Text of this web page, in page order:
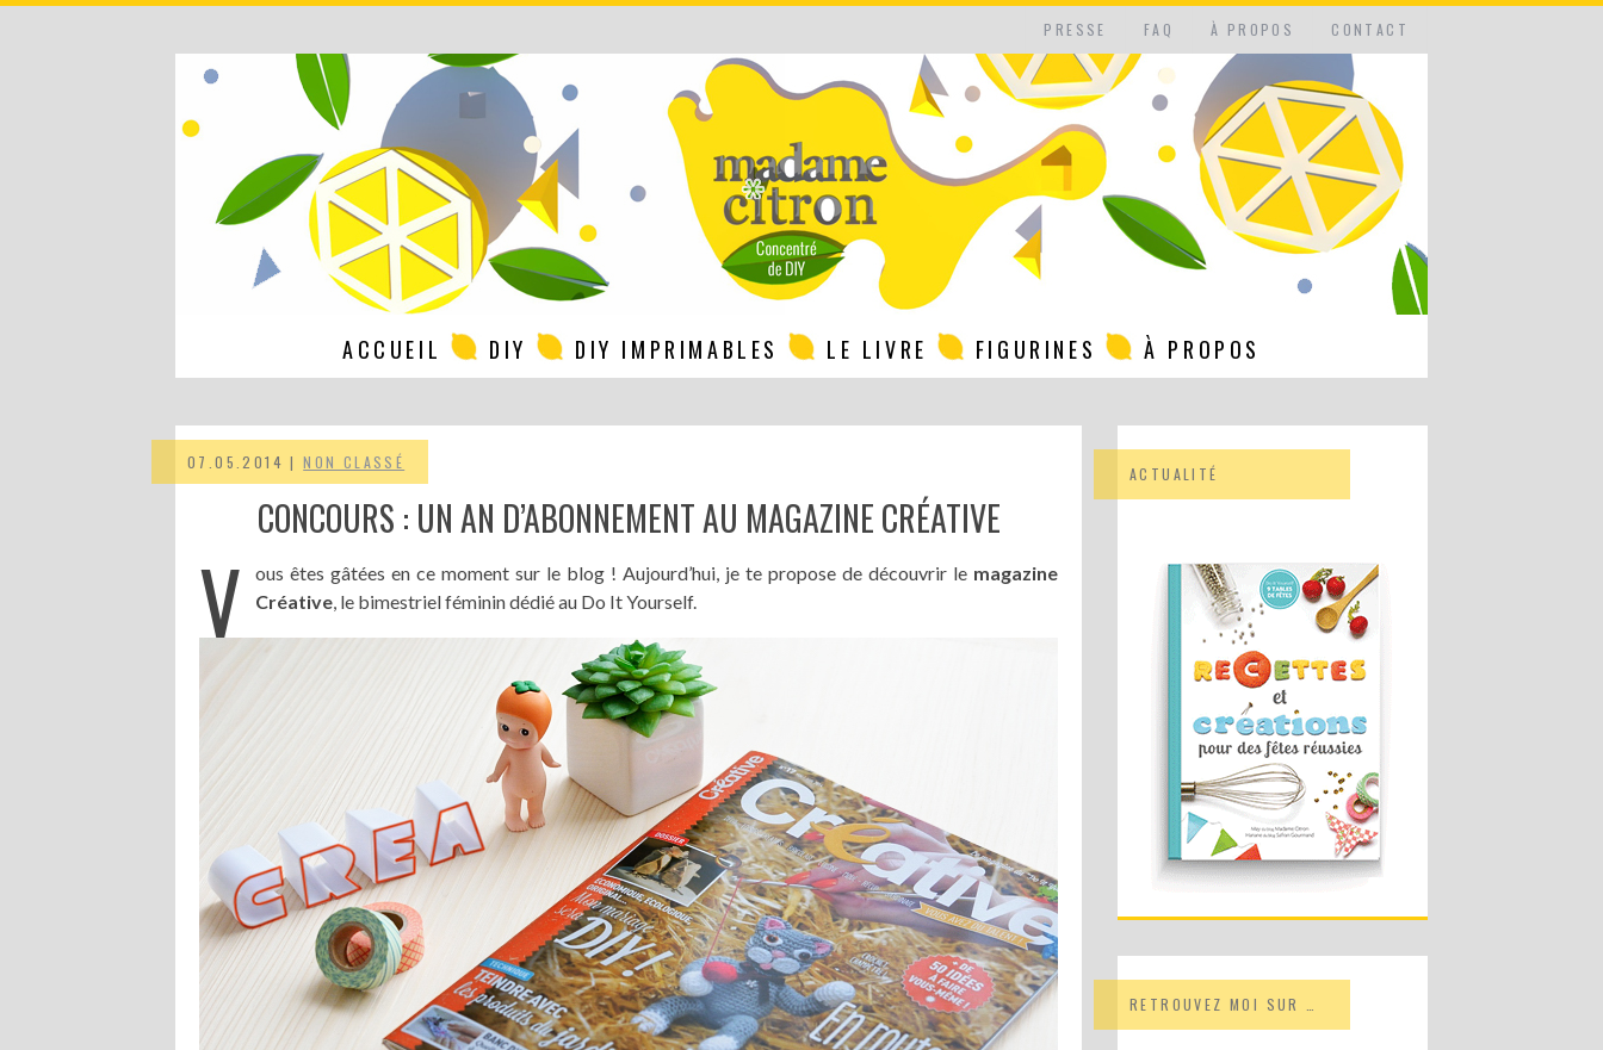
PRESSE FAQ À PROPOS CONTACT
ACCUEIL DIY DIY IMPRIMABLES LE LIVRE FIGURINES À PROPOS
07.05.2014 |NON CLASSÉ
CONCOURS : UN AN D’ABONNEMENT AU MAGAZINE CRÉATIVE
V ous êtes gâtées en ce moment sur le blog ! Aujourd’hui, je te propose de découvrir le magazine
Créative, le bimestriel féminin dédié au Do It Yourself.
ACTUALITÉ
RETROUVEZ MOI SUR …